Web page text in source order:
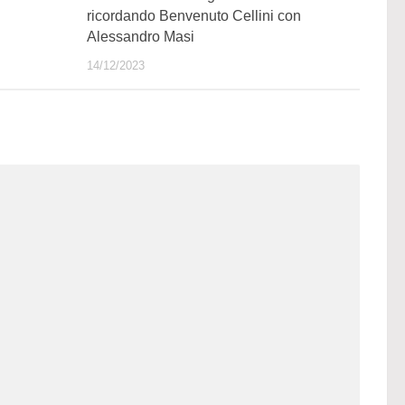
ricordando Benvenuto Cellini con
Alessandro Masi
14/12/2023